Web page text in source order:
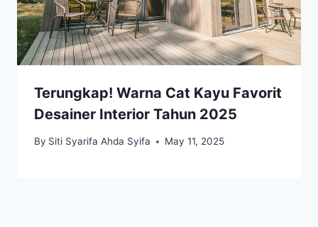
Terungkap! Warna Cat Kayu Favorit
Desainer Interior Tahun 2025
By Siti Syarifa Ahda Syifa May 11, 2025